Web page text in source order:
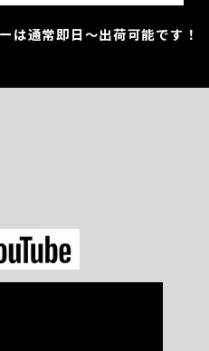
は通常即日～出荷可能です！